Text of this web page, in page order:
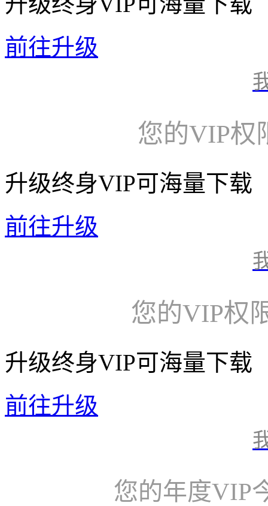
前往升级
您的VIP权
升级终身VIP可海量下载
前往升级
您的VIP权
升级终身VIP可海量下载
前往升级
您的年度VIP